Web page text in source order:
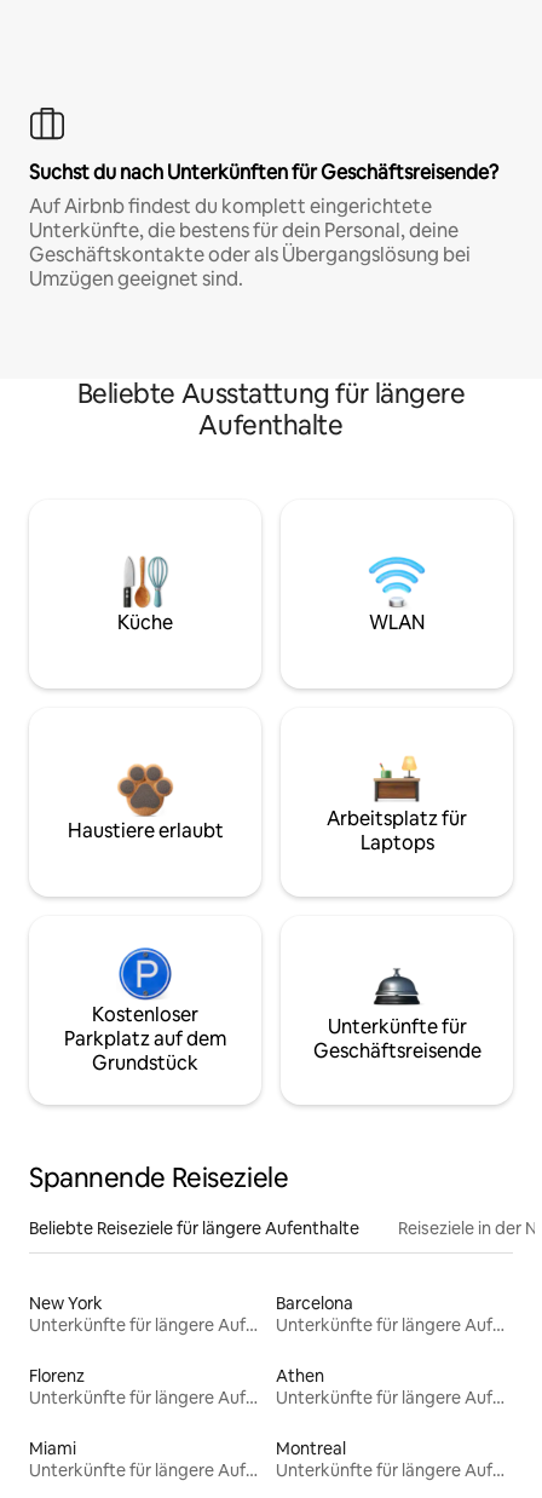
Suchst du nach Unterkünften für Geschäftsreisende?
Auf Airbnb findest du komplett eingerichtete
Unterkünfte, die bestens für dein Personal, deine
Geschäftskontakte oder als Übergangslösung bei
Umzügen geeignet sind.
Beliebte Ausstattung für längere
Aufenthalte
Küche WLAN
Haustiere erlaubt
Arbeitsplatz für
Laptops
Kostenloser
Parkplatz auf dem
Grundstück
Unterkünfte für
Geschäftsreisende
Spannende Reiseziele
Beliebte Reiseziele für längere Aufenthalte Reiseziele in der
New York
Unterkünfte für längere Aufenthalte
Barcelona
Unterkünfte für längere Aufenthalte
Florenz
Unterkünfte für längere Aufenthalte
Athen
Unterkünfte für längere Aufenthalte
Miami
Unterkünfte für längere Aufenthalte
Montreal
Unterkünfte für längere Aufenthalte